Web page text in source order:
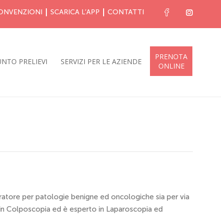
SCARICA L’APP CONTATTI
PRELIEVI SERVIZI PER LE AZIENDE
PRENOTA
ONLINE
per patologie benigne ed oncologiche sia per via
Colposcopia ed è esperto in Laparoscopia ed